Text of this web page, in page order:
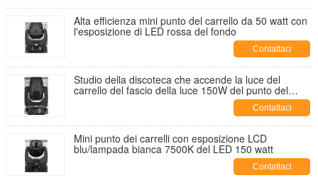
Alta efficienza mini punto del carrello da 50 watt con
l'esposizione di LED rossa del fondo
Contattaci
Studio della discoteca che accende la luce del
carrello del fascio della luce 150W del punto del
Contattaci
Mini punto dei carrelli con esposizione LCD
blu/lampada bianca 7500K del LED 150 watt
Contattaci